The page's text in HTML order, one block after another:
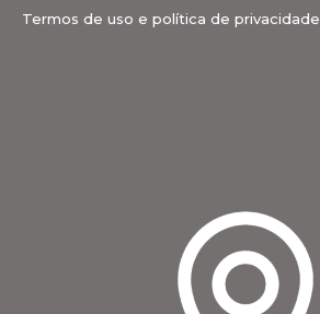
Termos de uso e política de privacidade